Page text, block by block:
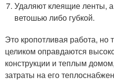
Удаляют клеящие ленты,
ветошью либо губкой.
Это кропотливая работа, но
целиком оправдаются
конструкции и теплым
затраты на его